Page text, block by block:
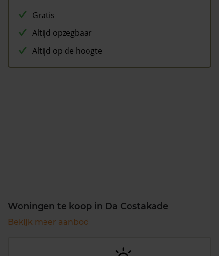
Gratis
Altijd opzegbaar
Altijd op de hoogte
Woningen te koop in Da Costakade
Bekijk meer aanbod